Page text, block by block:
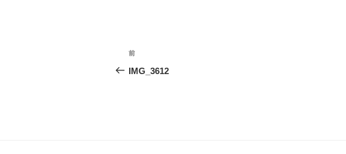
投
稿
前
の
前
IMG_3612